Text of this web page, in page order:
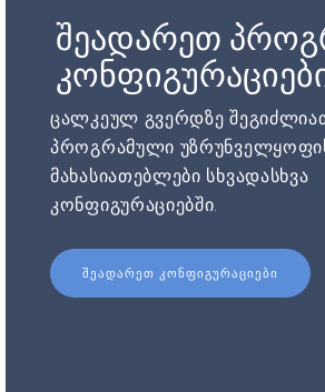
შეადარეთ
ცალკეულ გვერდზე
პროგრამული
მახასიათებლები სხვადასხვა
კონფიგურაციებში.
ᲨᲔᲐᲓᲐᲠᲔᲗ ᲙᲝᲜᲤᲘᲒᲣᲠᲐᲪᲘᲔᲑᲘ